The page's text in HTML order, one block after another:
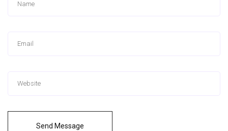
Send Message